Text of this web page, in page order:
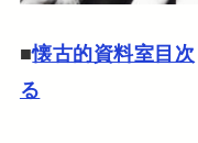
■懐古的資料室目次
る